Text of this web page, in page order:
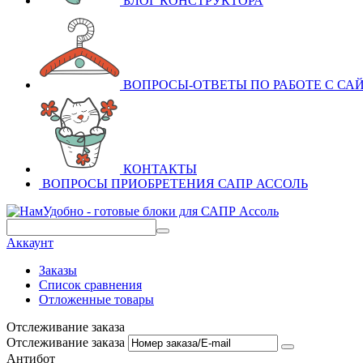
ВОПРОСЫ-ОТВЕТЫ ПО РАБОТЕ С
КОНТАКТЫ
ВОПРОСЫ ПРИОБРЕТЕНИЯ САПР АССОЛЬ
Аккаунт
Заказы
Список сравнения
Отложенные товары
Отслеживание заказа
Отслеживание заказа
Антибот